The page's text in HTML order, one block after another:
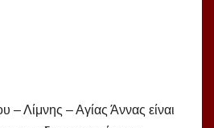
– Λίμνης – Αγίας Άννας είναι